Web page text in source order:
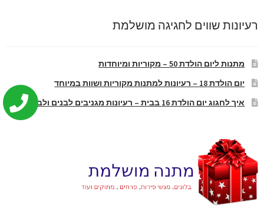
רעיונות שווים לחגיגה מושלמת
מתנות ליום הולדת 50 – מקוריות ומיוחדות
יום הולדת 18 – רעיונות למתנות מקוריות ושוות במיוחד
איך לחגוג יום הולדת 16 בבית – רעיונות מגניבים לבנים ולבנות